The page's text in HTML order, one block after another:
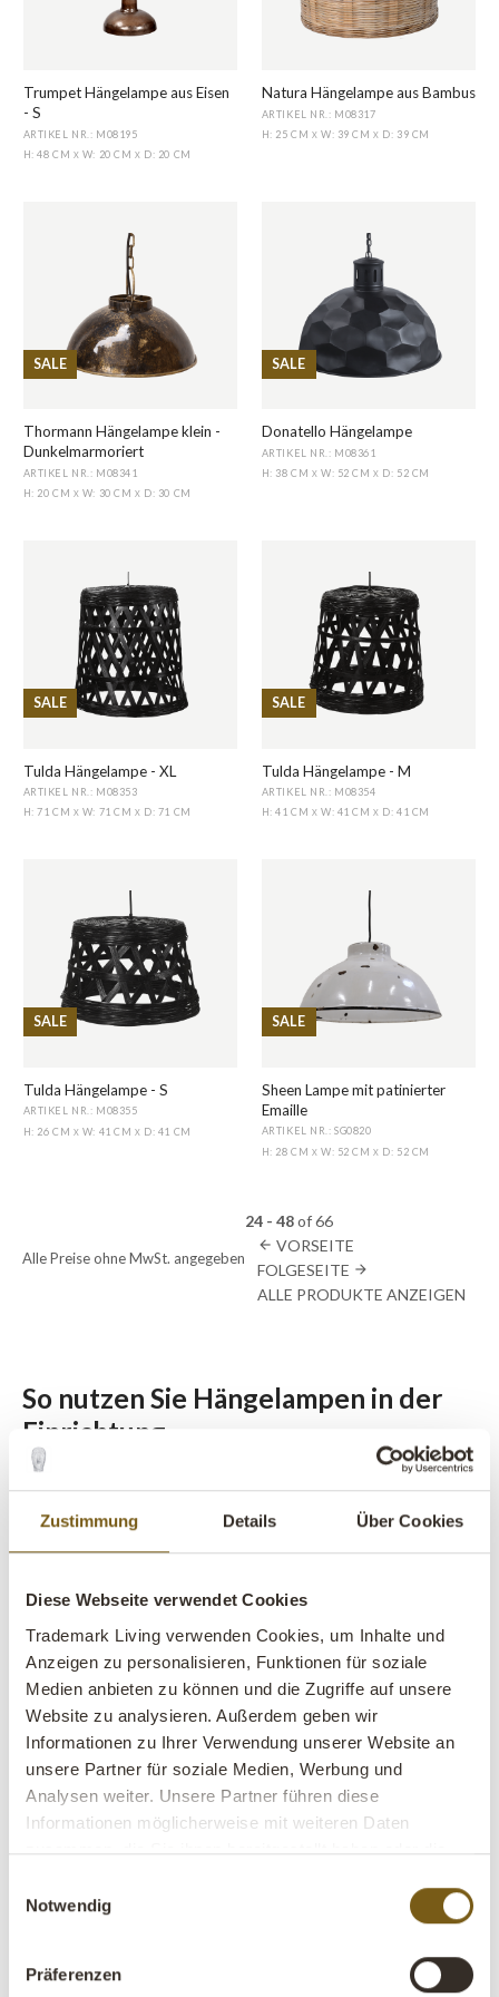
Zustimmung Details Über Cookies
Diese Webseite verwendet Cookies
Trademark Living verwenden Cookies, um Inhalte und
Anzeigen zu personalisieren, Funktionen für soziale
Medien anbieten zu können und die Zugriffe auf unsere
Website zu analysieren. Außerdem geben wir
Informationen zu Ihrer Verwendung unserer Website an
unsere Partner für soziale Medien, Werbung und
Analysen weiter. Unsere Partner führen diese
Informationen möglicherweise mit weiteren Daten
zusammen, die Sie ihnen bereitgestellt haben oder die
haben.
Notwendig
Präferenzen
Trumpet Hängelampe aus Eisen
- S
ARTIKEL NR.: M08195
H: 48 CM X W: 20 CM X D: 20 CM
Natura Hängelampe aus Bambus
ARTIKEL NR.: M08317
H: 25 CM X W: 39 CMX D: 39 CM
SALE
Thormann Hängelampe klein -
Dunkelmarmoriert
ARTIKEL NR.: M08341
H: 20 CM X W: 30 CM X D: 30 CM
SALE
Donatello Hängelampe
ARTIKEL NR.: M08361
H: 38 CM X W: 52 CMX D: 52 CM
SALE
Tulda Hängelampe - XL
ARTIKEL NR.: M08353
H: 71 CM X W: 71 CM X D: 71 CM
SALE
Tulda Hängelampe - M
ARTIKEL NR.: M08354
H: 41 CM X W: 41 CMX D: 41 CM
SALE
Tulda Hängelampe - S
ARTIKEL NR.: M08355
H: 26 CM X W: 41 CM X D: 41 CM
SALE
Sheen Lampe mit patinierter
Emaille
ARTIKEL NR.: SG0820
H: 28 CM X W: 52 CMX D: 52 CM
Alle Preise ohne MwSt. angegeben
24 - 48of66
arrow_back VORSEITE
FOLGESEITE arrow_forward
ALLE PRODUKTE ANZEIGEN
So nutzen Sie Hängelampen in der
Einrichtung
Hängelampen sind nicht nur funktional. Sie bestimmen, wie
ein Raum wahrgenommen wird.
Nutzen Sie Hängelampen, um Bereiche zu definieren
Denken Sie in Atmosphäre, nicht nur in Funktion
Im Café und Restaurant:
Pendelleuchten über Tischen schaffen Nähe und Ruhe –
besonders in Kombination mitdekorativen LED-
Im Einzelhandel:
Hängelampen können Produkte hervorheben und natürliche